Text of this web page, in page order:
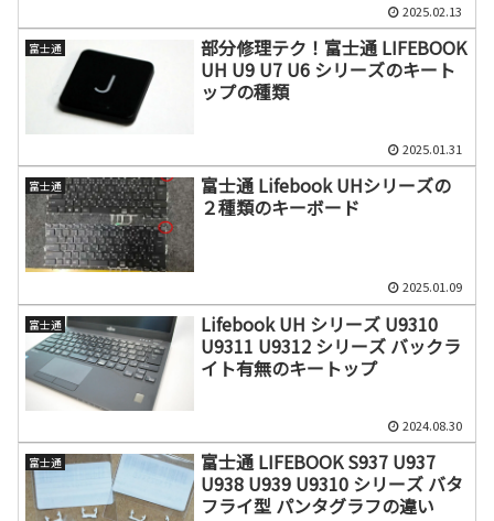
2025.02.13
富士通
部分修理テク！富士通 LIFEBOOK
UH U9 U7 U6 シリーズのキート
ップの種類
2025.01.31
富士通
富士通 Lifebook UHシリーズの
２種類のキーボード
2025.01.09
富士通
Lifebook UH シリーズ U9310
U9311 U9312 シリーズ バックラ
イト有無のキートップ
2024.08.30
富士通
富士通 LIFEBOOK S937 U937
U938 U939 U9310 シリーズ バタ
フライ型 パンタグラフの違い